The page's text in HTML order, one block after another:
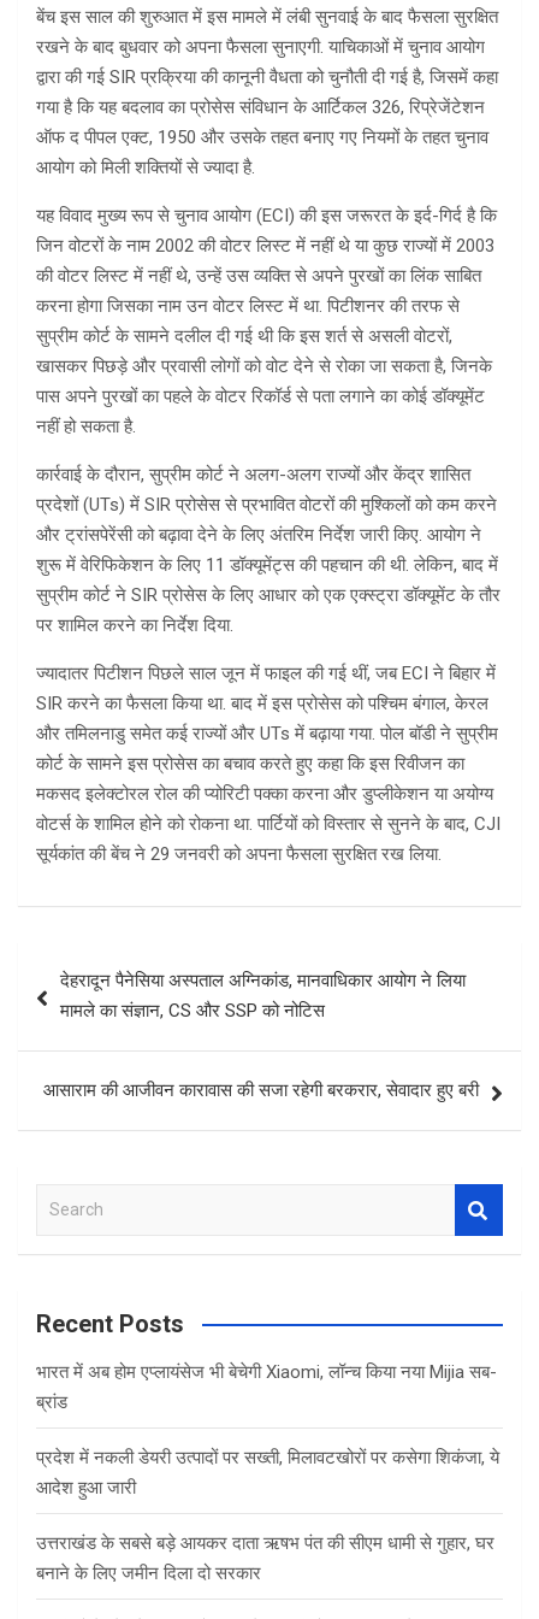
बेंच इस साल की शुरुआत में इस मामले में लंबी सुनवाई के बाद फैसला सुरक्षित
रखने के बाद बुधवार को अपना फैसला सुनाएगी. याचिकाओं में चुनाव आयोग
द्वारा की गई SIR प्रक्रिया की कानूनी वैधता को चुनौती दी गई है, जिसमें कहा
गया है कि यह बदलाव का प्रोसेस संविधान के आर्टिकल 326, रिप्रेजेंटेशन
ऑफ द पीपल एक्ट, 1950 और उसके तहत बनाए गए नियमों के तहत चुनाव
आयोग को मिली शक्तियों से ज्यादा है.
यह विवाद मुख्य रूप से चुनाव आयोग (ECI) की इस जरूरत के इर्द-गिर्द है कि
जिन वोटरों के नाम 2002 की वोटर लिस्ट में नहीं थे या कुछ राज्यों में 2003
की वोटर लिस्ट में नहीं थे, उन्हें उस व्यक्ति से अपने पुरखों का लिंक साबित
करना होगा जिसका नाम उन वोटर लिस्ट में था. पिटीशनर की तरफ से
सुप्रीम कोर्ट के सामने दलील दी गई थी कि इस शर्त से असली वोटरों,
खासकर पिछड़े और प्रवासी लोगों को वोट देने से रोका जा सकता है, जिनके
पास अपने पुरखों का पहले के वोटर रिकॉर्ड से पता लगाने का कोई डॉक्यूमेंट
नहीं हो सकता है.
कार्रवाई के दौरान, सुप्रीम कोर्ट ने अलग-अलग राज्यों और केंद्र शासित
प्रदेशों (UTs) में SIR प्रोसेस से प्रभावित वोटरों की मुश्किलों को कम करने
और ट्रांसपेरेंसी को बढ़ावा देने के लिए अंतरिम निर्देश जारी किए. आयोग ने
शुरू में वेरिफिकेशन के लिए 11 डॉक्यूमेंट्स की पहचान की थी. लेकिन, बाद में
सुप्रीम कोर्ट ने SIR प्रोसेस के लिए आधार को एक एक्स्ट्रा डॉक्यूमेंट के तौर
पर शामिल करने का निर्देश दिया.
ज्यादातर पिटीशन पिछले साल जून में फाइल की गई थीं, जब ECI ने बिहार में
SIR करने का फैसला किया था. बाद में इस प्रोसेस को पश्चिम बंगाल, केरल
और तमिलनाडु समेत कई राज्यों और UTs में बढ़ाया गया. पोल बॉडी ने सुप्रीम
कोर्ट के सामने इस प्रोसेस का बचाव करते हुए कहा कि इस रिवीजन का
मकसद इलेक्टोरल रोल की प्योरिटी पक्का करना और डुप्लीकेशन या अयोग्य
वोटर्स के शामिल होने को रोकना था. पार्टियों को विस्तार से सुनने के बाद, CJI
सूर्यकांत की बेंच ने 29 जनवरी को अपना फैसला सुरक्षित रख लिया.
navigation
देहरादून पैनेसिया अस्पताल अग्निकांड, मानवाधिकार आयोग ने लिया
मामले का संज्ञान, CS और SSP को नोटिस
आसाराम की आजीवन कारावास की सजा रहेगी बरकरार, सेवादार हुए बरी
a
c
Recent Posts
भारत में अब होम एप्लायंसेज भी बेचेगी Xiaomi, लॉन्च किया नया Mijia सब-
ब्रांड
प्रदेश में नकली डेयरी उत्पादों पर सख्ती, मिलावटखोरों पर कसेगा शिकंजा, ये
आदेश हुआ जारी
उत्तराखंड के सबसे बड़े आयकर दाता ऋषभ पंत की सीएम धामी से गुहार, घर
बनाने के लिए जमीन दिला दो सरकार